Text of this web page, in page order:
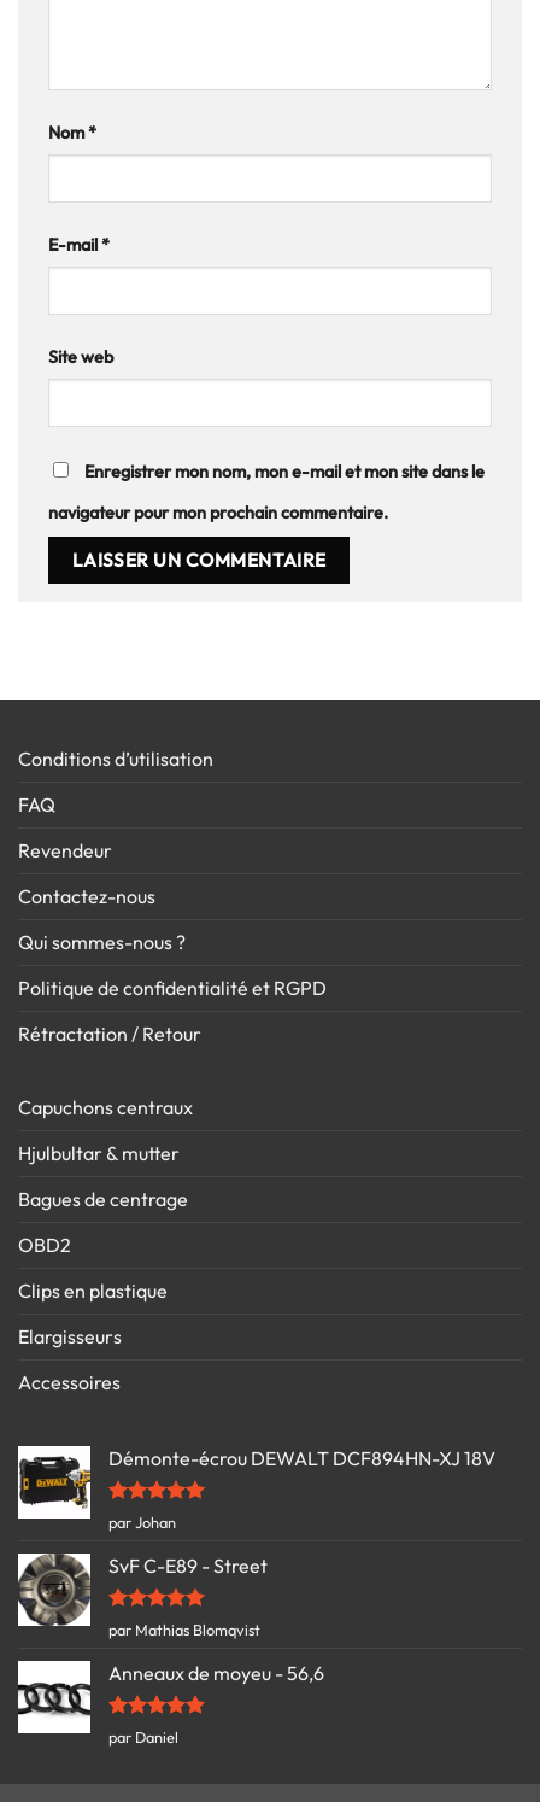
Nom*
E-mail*
Site web
Enregistrer mon nom, mon e-mail et mon site dans le
navigateur pour mon prochain commentaire.
Conditions d’utilisation
FAQ
Revendeur
Contactez-nous
Qui sommes-nous ?
Politique de confidentialité et RGPD
Rétractation / Retour
Capuchons centraux
Hjulbultar & mutter
Bagues de centrage
OBD2
Clips en plastique
Elargisseurs
Accessoires
Démonte-écrou DEWALT DCF894HN-XJ 18V
Note5sur
5
par Johan
SvF C-E89 - Street
Note5sur
5
par Mathias Blomqvist
Anneaux de moyeu - 56,6
Note5sur
5
par Daniel